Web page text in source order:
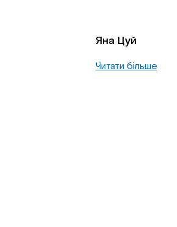
Яна Цуй
Читати більше